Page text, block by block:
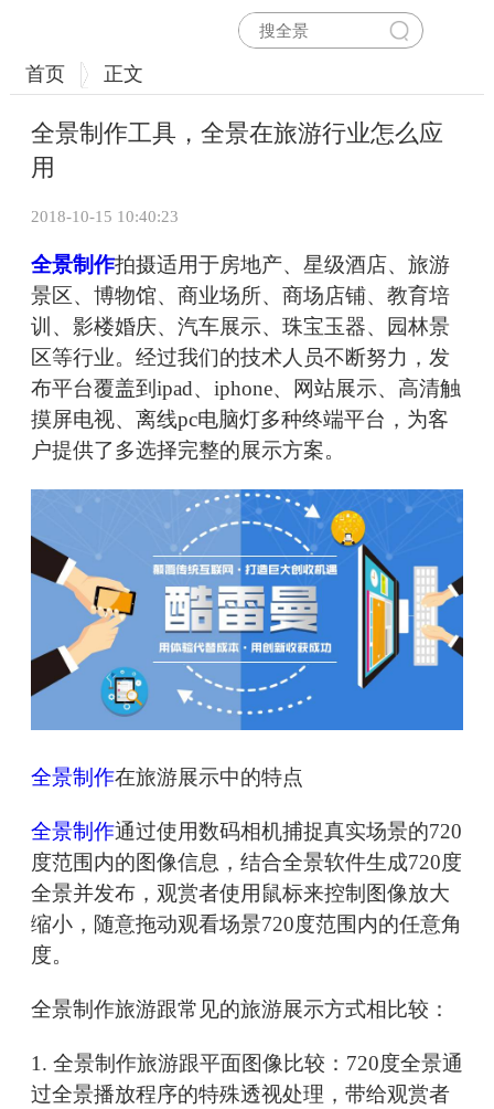
首页 正文
全景制作工具，全景在旅游行业怎么应
用
2018-10-15 10:40:23
全景制作拍摄适用于房地产、星级酒店、旅游
景区、博物馆、商业场所、商场店铺、教育培
训、影楼婚庆、汽车展示、珠宝玉器、园林景
区等行业。经过我们的技术人员不断努力，发
布平台覆盖到ipad、iphone、网站展示、高清触
摸屏电视、离线pc电脑灯多种终端平台，为客
户提供了多选择完整的展示方案。
全景制作在旅游展示中的特点
全景制作通过使用数码相机捕捉真实场景的720
度范围内的图像信息，结合全景软件生成720度
全景并发布，观赏者使用鼠标来控制图像放大
缩小，随意拖动观看场景720度范围内的任意角
度。
全景制作旅游跟常见的旅游展示方式相比较：
1. 全景制作旅游跟平面图像比较：720度全景通
过全景播放程序的特殊透视处理，带给观赏者